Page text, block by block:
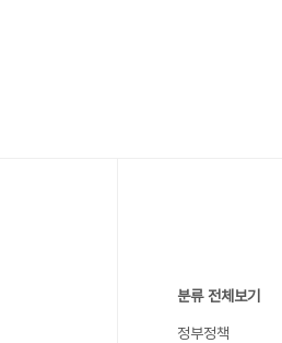
분류 전체보기
정부정책